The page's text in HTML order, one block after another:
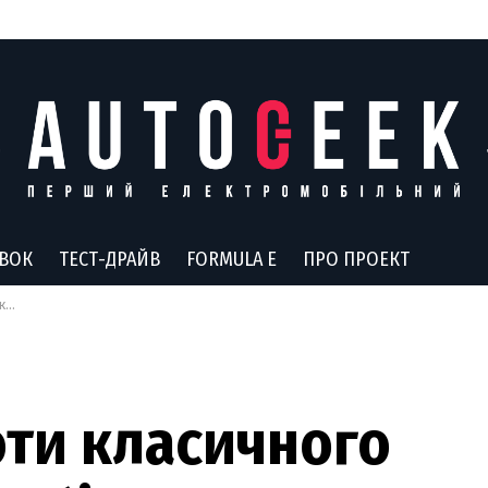
ТЕСТ-ДРАЙВ FORMULA E ПРО ПРОЕКТ
класичного